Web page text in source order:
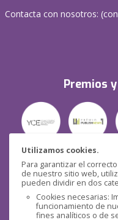
Utilizamos cookies.
Para garantizar el
de nuestro sitio web,
pueden dividir en dos
Cookies necesarias:
funcionamiento de
fines analíticos o de
Contacta con nosotros: (
Premios